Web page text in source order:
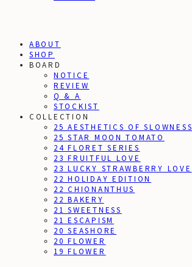
ABOUT
SHOP
BOARD
NOTICE
REVIEW
Q & A
STOCKIST
COLLECTION
25 AESTHETICS OF SLOWNESS
25 STAR MOON TOMATO
24 FLORET SERIES
23 FRUITFUL LOVE
23 LUCKY STRAWBERRY LOVE
22 HOLIDAY EDITION
22 CHIONANTHUS
22 BAKERY
21 SWEETNESS
21 ESCAPISM
20 SEASHORE
20 FLOWER
19 FLOWER